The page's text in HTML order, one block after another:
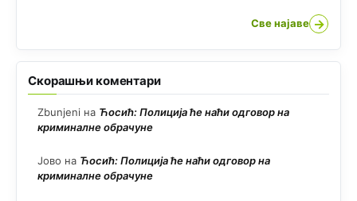
Све најаве →
Скорашњи коментари
Zbunjeni на Ћосић: Полиција ће наћи одговор на
криминалне обрачуне
Јово на Ћосић: Полиција ће наћи одговор на
криминалне обрачуне